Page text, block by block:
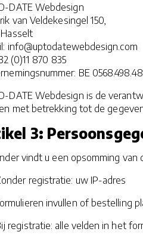
DATE Webdesign
van Veldekesingel 150,
info@uptodatewebdesign.com
(0)11 870 835
BE
DATE Webdesign is de
met betrekking tot de
3:
vindt u een opsomming
registratie: uw IP-adres
invullen of bestelling
registratie: alle velden in het